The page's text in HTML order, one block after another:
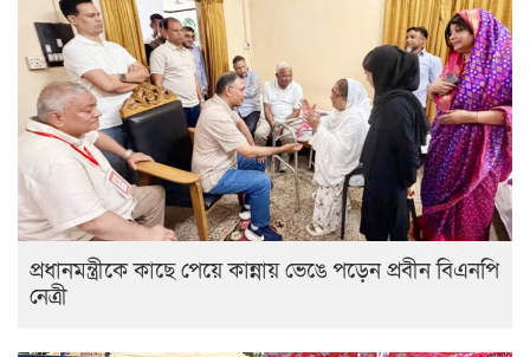
প্রধানমন্ত্রীকে কাছে পেয়ে কান্নায় ভেঙে পড়েন প্রবীন বিএনপি
নেত্রী